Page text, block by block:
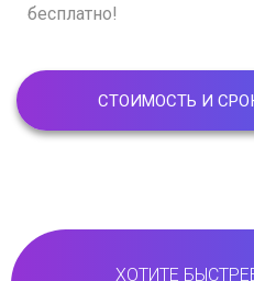
бесплатно!
СТОИМОСТЬ И
ХОТИТЕ